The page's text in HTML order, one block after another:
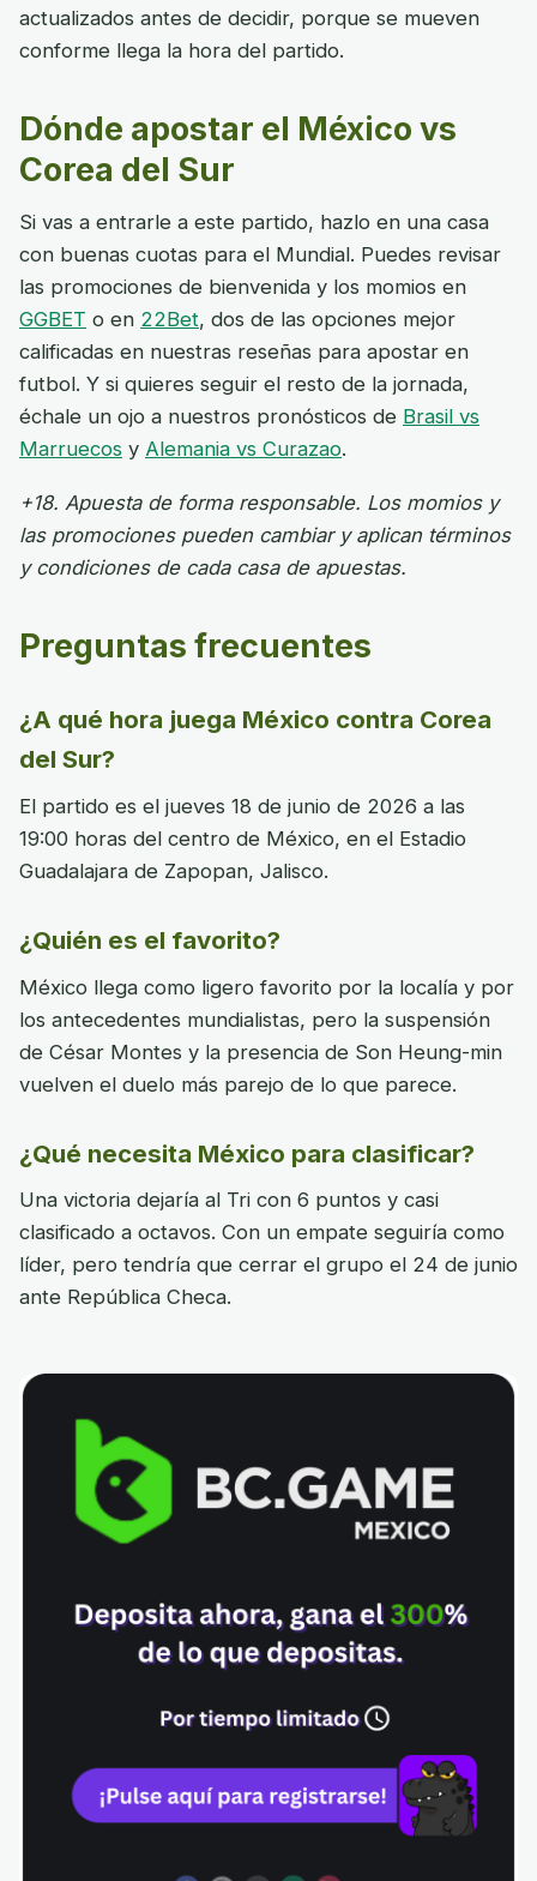
actualizados antes de decidir, porque se mueven
conforme llega la hora del partido.
Dónde apostar el México vs
Corea del Sur
Si vas a entrarle a este partido, hazlo en una casa
con buenas cuotas para el Mundial. Puedes revisar
las promociones de bienvenida y los momios en
GGBET o en 22Bet, dos de las opciones mejor
calificadas en nuestras reseñas para apostar en
futbol. Y si quieres seguir el resto de la jornada,
échale un ojo a nuestros pronósticos de Brasil vs
Marruecos y Alemania vs Curazao.
+18. Apuesta de forma responsable. Los momios y
las promociones pueden cambiar y aplican términos
y condiciones de cada casa de apuestas.
Preguntas frecuentes
¿A qué hora juega México contra Corea
del Sur?
El partido es el jueves 18 de junio de 2026 a las
19:00 horas del centro de México, en el Estadio
Guadalajara de Zapopan, Jalisco.
¿Quién es el favorito?
México llega como ligero favorito por la localía y por
los antecedentes mundialistas, pero la suspensión
de César Montes y la presencia de Son Heung-min
vuelven el duelo más parejo de lo que parece.
¿Qué necesita México para clasificar?
Una victoria dejaría al Tri con 6 puntos y casi
clasificado a octavos. Con un empate seguiría como
líder, pero tendría que cerrar el grupo el 24 de junio
ante República Checa.